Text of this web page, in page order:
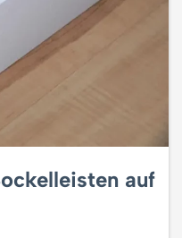
auf